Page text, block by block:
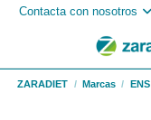
Contacta con nosotros
ZARADIET Marcas ENS